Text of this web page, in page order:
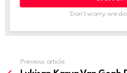
Don't worry, we
Previous article